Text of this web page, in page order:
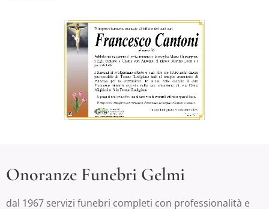
Onoranze Funebri Gelmi
dal 1967 servizi funebri completi con professionalità e